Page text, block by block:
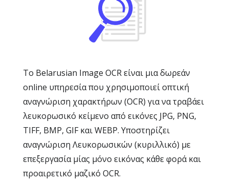
Το Belarusian Image OCR είναι μια δωρεάν
online υπηρεσία που χρησιμοποιεί οπτική
αναγνώριση χαρακτήρων (OCR) για να τραβάει
λευκορωσικό κείμενο από εικόνες JPG, PNG,
TIFF, BMP, GIF και WEBP. Υποστηρίζει
αναγνώριση Λευκορωσικών (κυριλλικό) με
επεξεργασία μίας μόνο εικόνας κάθε φορά και
προαιρετικό μαζικό OCR.